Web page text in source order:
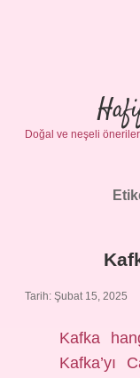
Doğal ve neşeli
Tarih: Şubat 15, 2025
Kafka
Kafka’yı